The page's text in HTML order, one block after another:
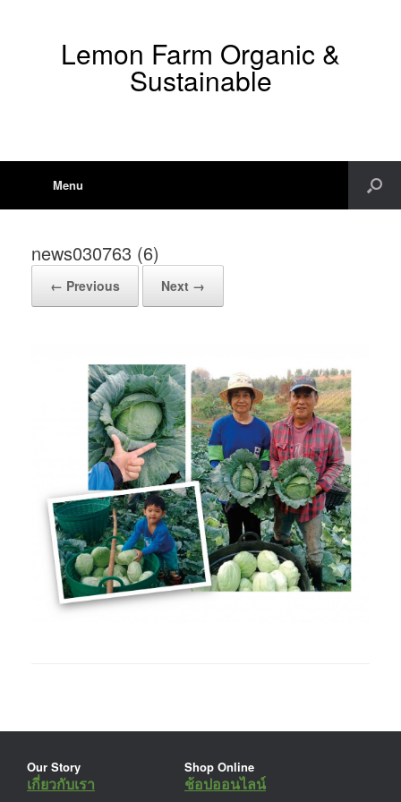
Lemon Farm Organic &
Sustainable
Menu
news030763 (6)
← Previous Next →
Our Story
เกี่ยวกับเรา
Shop Online
ช้อปออนไลน์